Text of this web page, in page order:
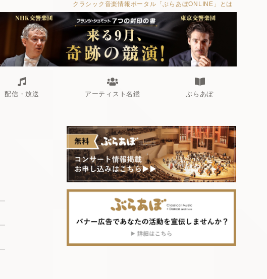
クラシック音楽情報ポータル「ぶらあぼONLINE」とは
配信・放送 アーティスト名鑑 ぶらあぼ